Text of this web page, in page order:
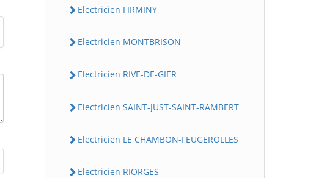
Electricien FIRMINY
Electricien MONTBRISON
Electricien RIVE-DE-GIER
Electricien SAINT-JUST-SAINT-RAMBERT
Electricien LE CHAMBON-FEUGEROLLES
Electricien RIORGES